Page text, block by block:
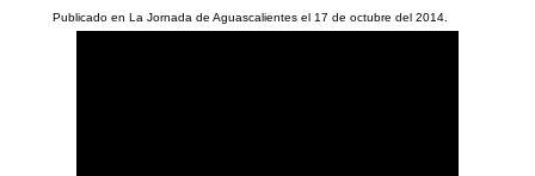
Publicado en La Jornada de Aguascalientes el 17 de octubre del 2014.